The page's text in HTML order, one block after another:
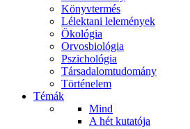
Könyvtermés
Lélektani lelemények
Ökológia
Orvosbiológia
Pszichológia
Társadalomtudomány
Történelem
Témák
Mind
A hét kutatója